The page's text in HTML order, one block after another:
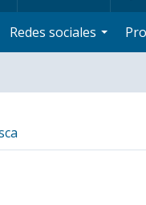
Redes sociales